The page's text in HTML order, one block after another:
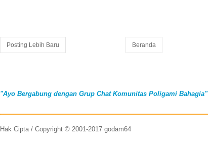
Posting Lebih Baru Beranda
"Ayo Bergabung dengan Grup Chat Komunitas Poligami Bahagia"
Hak Cipta / Copyright © 2001-2017 godam64